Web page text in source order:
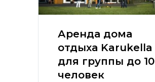
Аренда дома
отдыха Karukella
для группы до 10
человек